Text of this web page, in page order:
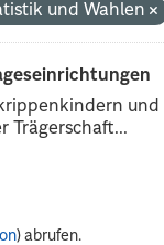
und Wahlen
Trägerschaft...
) abrufen.